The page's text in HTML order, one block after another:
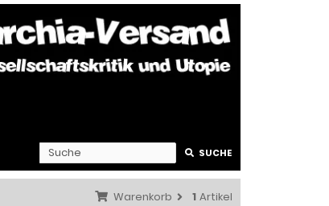
SUCHE
Warenkorb 1 Artikel